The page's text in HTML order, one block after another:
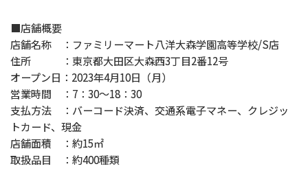
■店舗概要
店舗名称 ：ファミリーマート八洋大森学園高等学校/S店
住所 ：東京都大田区大森西3丁目2番12号
オープン日：2023年4月10日（月）
営業時間 ：7：30～18：30
支払方法 ：バーコード決済、交通系電子マネー、クレジッ
トカード、現金
店舗面積 ：約15㎡
取扱品目 ：約400種類